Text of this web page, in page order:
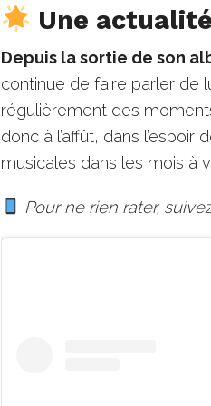
Une
Depuis la sortie de son
continue de faire parler de
régulièrement des
donc à l’affût, dans
musicales dans les mois à
Pour ne rien rater,